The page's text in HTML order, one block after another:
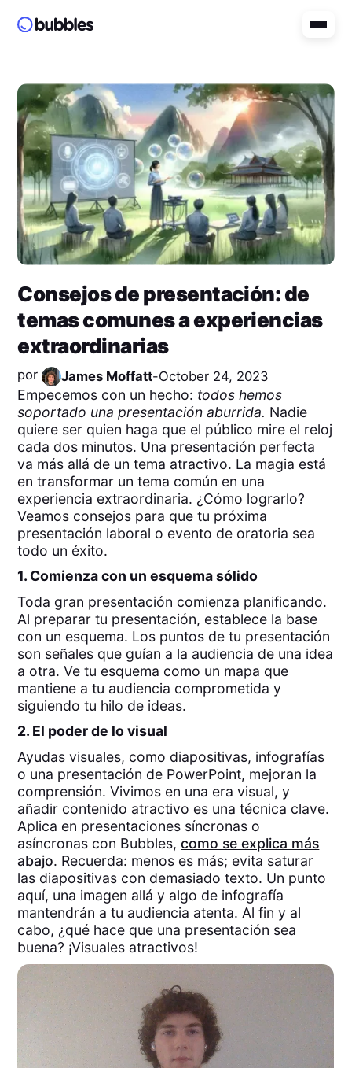
Consejos de presentación: de
temas comunes a experiencias
extraordinarias
por James Moffatt-October 24, 2023
Empecemos con un hecho: todos hemos
soportado una presentación aburrida. Nadie
quiere ser quien haga que el público mire el reloj
cada dos minutos. Una presentación perfecta
va más allá de un tema atractivo. La magia está
en transformar un tema común en una
experiencia extraordinaria. ¿Cómo lograrlo?
Veamos consejos para que tu próxima
presentación laboral o evento de oratoria sea
todo un éxito.
1. Comienza con un esquema sólido
Toda gran presentación comienza planificando.
Al preparar tu presentación, establece la base
con un esquema. Los puntos de tu presentación
son señales que guían a la audiencia de una idea
a otra. Ve tu esquema como un mapa que
mantiene a tu audiencia comprometida y
siguiendo tu hilo de ideas.
2. El poder de lo visual
Ayudas visuales, como diapositivas, infografías
o una presentación de PowerPoint, mejoran la
comprensión. Vivimos en una era visual, y
añadir contenido atractivo es una técnica clave.
Aplica en presentaciones síncronas o
asíncronas con Bubbles,como se explica más
abajo. Recuerda: menos es más; evita saturar
las diapositivas con demasiado texto. Un punto
aquí, una imagen allá y algo de infografía
mantendrán a tu audiencia atenta. Al fin y al
cabo, ¿qué hace que una presentación sea
buena? ¡Visuales atractivos!